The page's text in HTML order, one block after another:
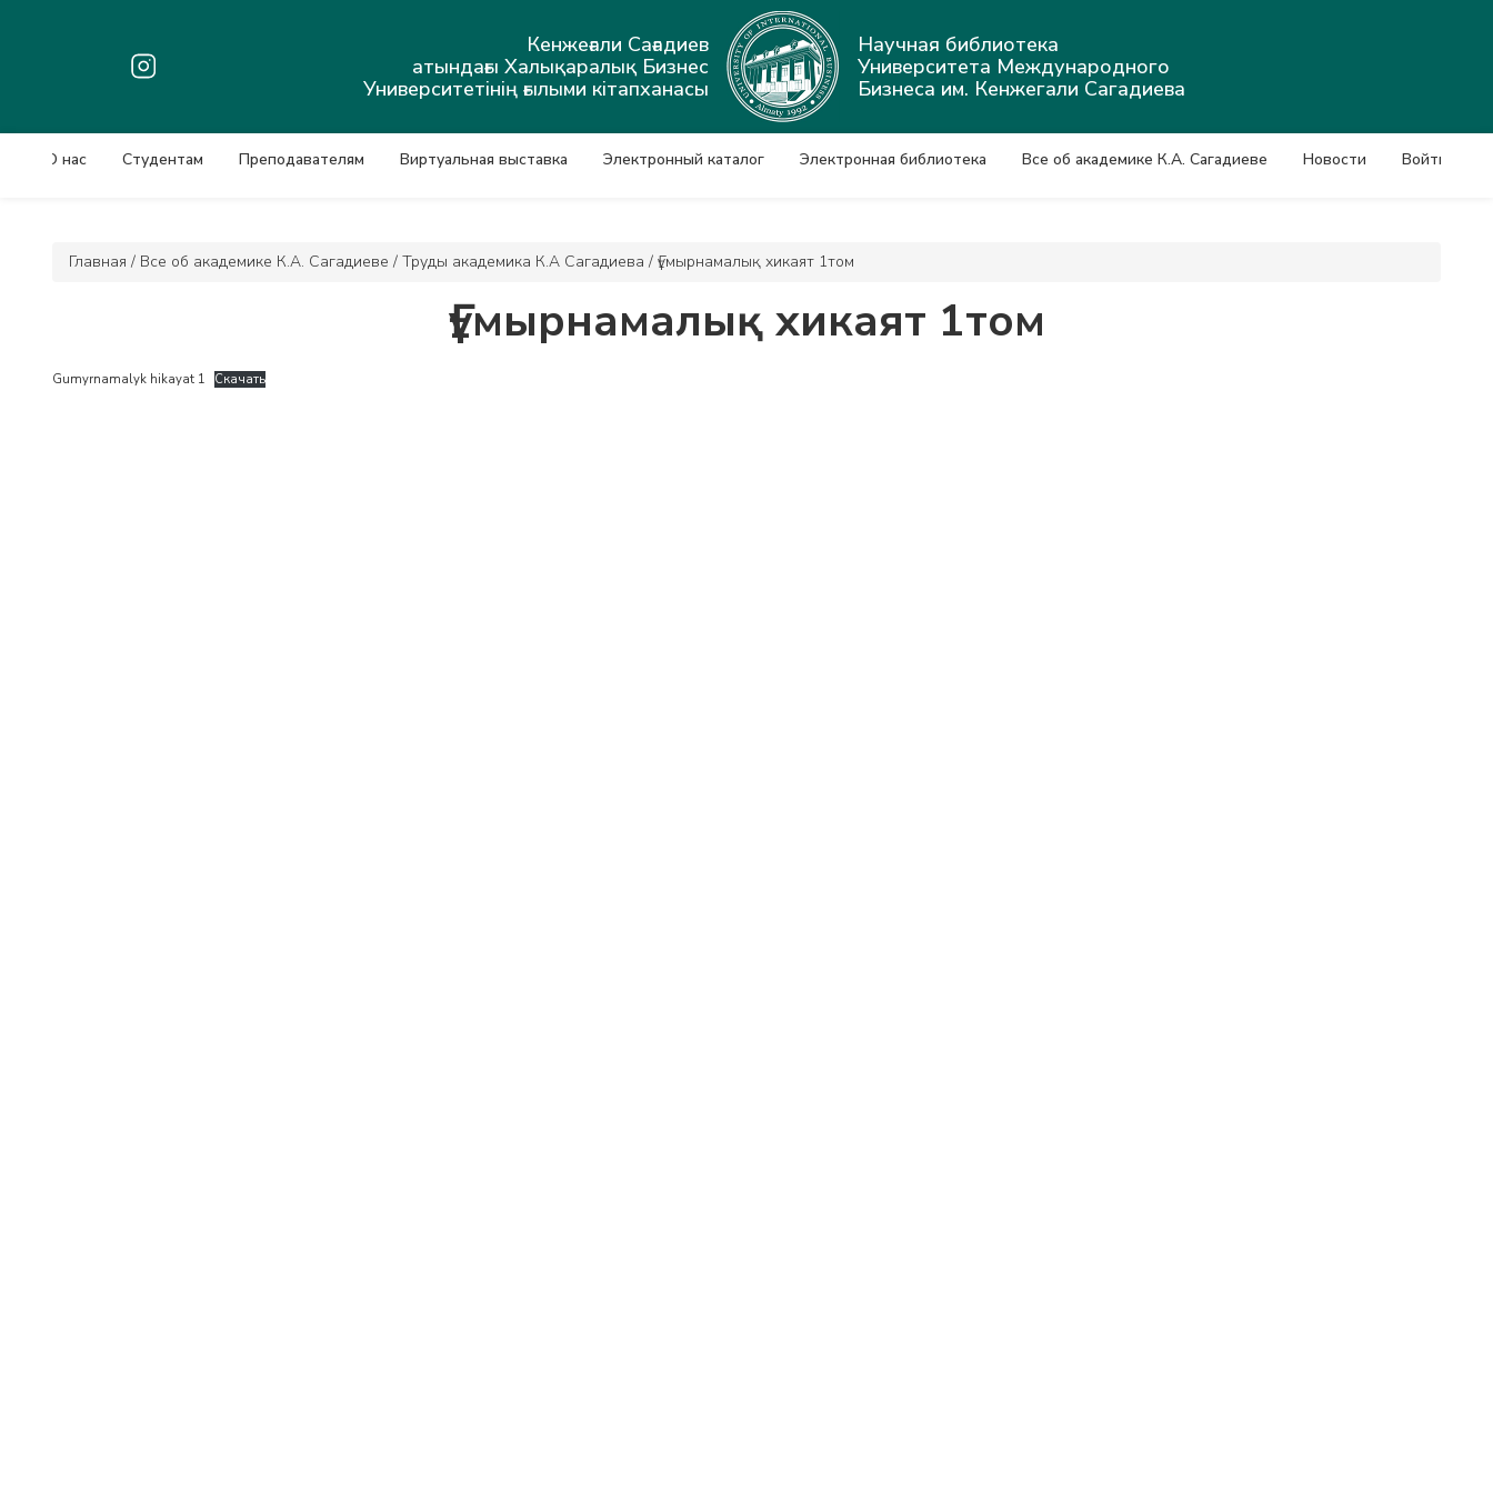
Кенжеғали Сағадиев
атындағы Халықаралық Бизнес
Университетінің ғылыми кітапханасы
Научная библиотека
Университета Международного
Бизнеса им. Кенжегали Сагадиева
О нас Студентам Преподавателям Виртуальная выставка Электронный каталог Электронная библиотека Все об академике К.А. Сагадиеве Новости Войти
Главная / Все об академике К.А. Сагадиеве / Труды академика К.А Сагадиева / Ғұмырнамалық хикаят 1том
Ғұмырнамалық хикаят 1том
Gumyrnamalyk hikayat 1 Скачать